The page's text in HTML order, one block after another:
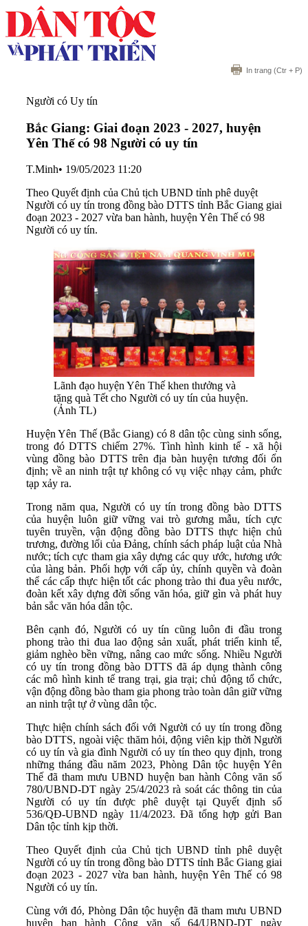
In trang (Ctr + P)
Người có Uy tín
Bắc Giang: Giai đoạn 2023 - 2027, huyện
Yên Thế có 98 Người có uy tín
T.Minh• 19/05/2023 11:20
Theo Quyết định của Chủ tịch UBND tỉnh phê duyệt
Người có uy tín trong đồng bào DTTS tỉnh Bắc Giang giai
đoạn 2023 - 2027 vừa ban hành, huyện Yên Thế có 98
Người có uy tín.
Lãnh đạo huyện Yên Thế khen thưởng và
tặng quà Tết cho Người có uy tín của huyện.
(Ảnh TL)
Huyện Yên Thế (Bắc Giang) có 8 dân tộc cùng sinh sống,
trong đó DTTS chiếm 27%. Tình hình kinh tế - xã hội
vùng đồng bào DTTS trên địa bàn huyện tương đối ổn
định; về an ninh trật tự không có vụ việc nhạy cảm, phức
tạp xảy ra.
Trong năm qua, Người có uy tín trong đồng bào DTTS
của huyện luôn giữ vững vai trò gương mẫu, tích cực
tuyên truyền, vận động đồng bào DTTS thực hiện chủ
trương, đường lối của Đảng, chính sách pháp luật của Nhà
nước; tích cực tham gia xây dựng các quy ước, hương ước
của làng bản. Phối hợp với cấp ủy, chính quyền và đoàn
thể các cấp thực hiện tốt các phong trào thi đua yêu nước,
đoàn kết xây dựng đời sống văn hóa, giữ gìn và phát huy
bản sắc văn hóa dân tộc.
Bên cạnh đó, Người có uy tín cũng luôn đi đầu trong
phong trào thi đua lao động sản xuất, phát triển kinh tế,
giảm nghèo bền vững, nâng cao mức sống. Nhiều Người
có uy tín trong đồng bào DTTS đã áp dụng thành công
các mô hình kinh tế trang trại, gia trại; chủ động tổ chức,
vận động đồng bào tham gia phong trào toàn dân giữ vững
an ninh trật tự ở vùng dân tộc.
Thực hiện chính sách đối với Người có uy tín trong đồng
bào DTTS, ngoài việc thăm hỏi, động viên kịp thời Người
có uy tín và gia đình Người có uy tín theo quy định, trong
những tháng đầu năm 2023, Phòng Dân tộc huyện Yên
Thế đã tham mưu UBND huyện ban hành Công văn số
780/UBND-DT ngày 25/4/2023 rà soát các thông tin của
Người có uy tín được phê duyệt tại Quyết định số
536/QĐ-UBND ngày 11/4/2023. Đã tổng hợp gửi Ban
Dân tộc tỉnh kịp thời.
Theo Quyết định của Chủ tịch UBND tỉnh phê duyệt
Người có uy tín trong đồng bào DTTS tỉnh Bắc Giang giai
đoạn 2023 - 2027 vừa ban hành, huyện Yên Thế có 98
Người có uy tín.
Cùng với đó, Phòng Dân tộc huyện đã tham mưu UBND
huyện ban hành Công văn số 64/UBND-DT ngày